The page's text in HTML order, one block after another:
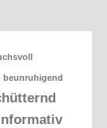
beunruhigend